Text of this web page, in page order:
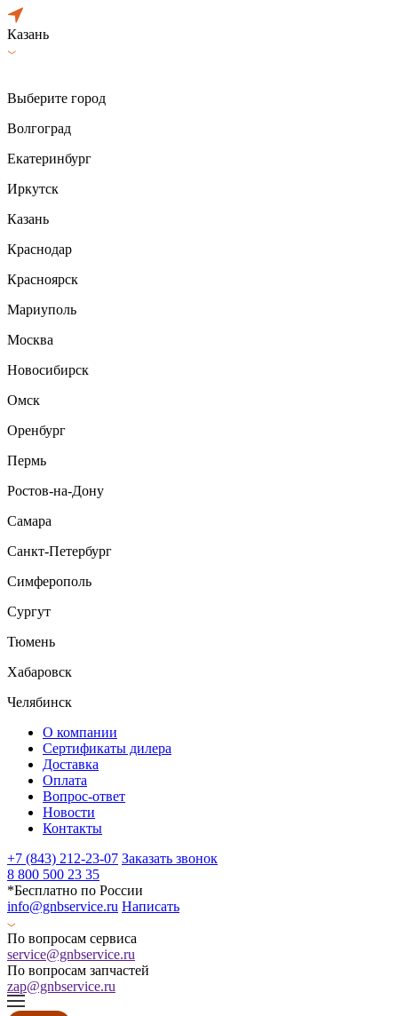
Казань
Выберите город
Волгоград
Екатеринбург
Иркутск
Казань
Краснодар
Красноярск
Мариуполь
Москва
Новосибирск
Омск
Оренбург
Пермь
Ростов-на-Дону
Самара
Санкт-Петербург
Симферополь
Сургут
Тюмень
Хабаровск
Челябинск
О компании
Сертификаты дилера
Доставка
Оплата
Вопрос-ответ
Новости
Контакты
+7 (843) 212-23-07 Заказать звонок
8 800 500 23 35
*Бесплатно по России
info@gnbservice.ru Написать
По вопросам сервиса
service@gnbservice.ru
По вопросам запчастей
zap@gnbservice.ru